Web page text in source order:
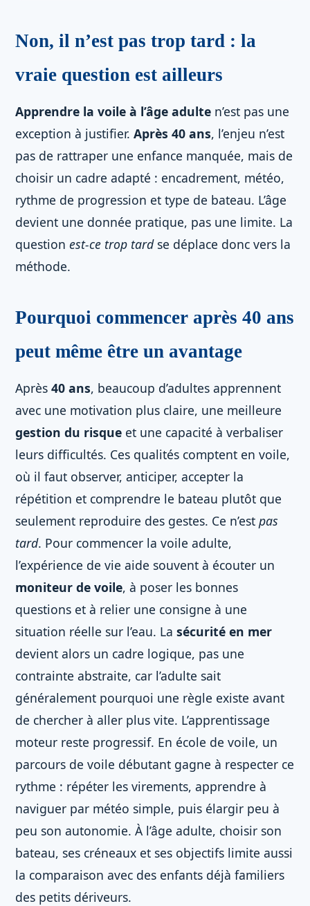
Non, il n’est pas trop tard : la
vraie question est ailleurs
Apprendre la voile à l’âge adulte n’est pas une
exception à justifier. Après 40 ans, l’enjeu n’est
pas de rattraper une enfance manquée, mais de
choisir un cadre adapté : encadrement, météo,
rythme de progression et type de bateau. L’âge
devient une donnée pratique, pas une limite. La
question est-ce trop tardse déplace donc vers la
méthode.
Pourquoi commencer après 40 ans
peut même être un avantage
Après 40 ans, beaucoup d’adultes apprennent
avec une motivation plus claire, une meilleure
gestion du risque et une capacité à verbaliser
leurs difficultés. Ces qualités comptent en voile,
où il faut observer, anticiper, accepter la
répétition et comprendre le bateau plutôt que
seulement reproduire des gestes. Ce n’est pas
tard. Pour commencer la voile adulte,
l’expérience de vie aide souvent à écouter un
moniteur de voile, à poser les bonnes
questions et à relier une consigne à une
situation réelle sur l’eau. La sécurité en mer
devient alors un cadre logique, pas une
contrainte abstraite, car l’adulte sait
généralement pourquoi une règle existe avant
de chercher à aller plus vite. L’apprentissage
moteur reste progressif. En école de voile, un
parcours de voile débutant gagne à respecter ce
rythme : répéter les virements, apprendre à
naviguer par météo simple, puis élargir peu à
peu son autonomie. À l’âge adulte, choisir son
bateau, ses créneaux et ses objectifs limite aussi
la comparaison avec des enfants déjà familiers
des petits dériveurs.